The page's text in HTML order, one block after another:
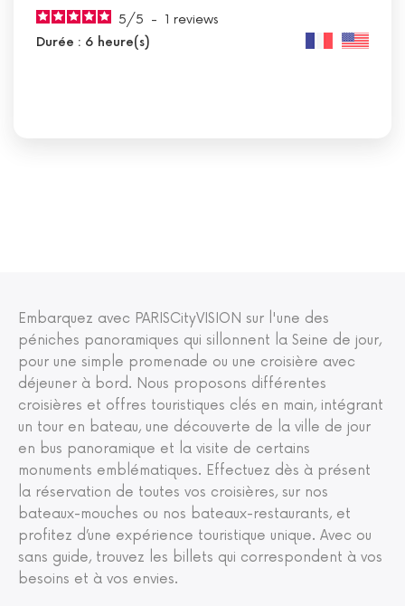
5/5 - 1 reviews
Durée : 6 heure(s)
Embarquez avec PARISCityVISION sur l'une des
péniches panoramiques qui sillonnent la Seine de jour,
pour une simple promenade ou une croisière avec
déjeuner à bord. Nous proposons différentes
croisières et offres touristiques clés en main, intégrant
un tour en bateau, une découverte de la ville de jour
en bus panoramique et la visite de certains
monuments emblématiques. Effectuez dès à présent
la réservation de toutes vos croisières, sur nos
bateaux-mouches ou nos bateaux-restaurants, et
profitez d’une expérience touristique unique. Avec ou
sans guide, trouvez les billets qui correspondent à vos
besoins et à vos envies.